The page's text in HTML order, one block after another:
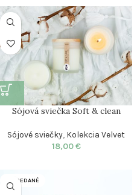
Sójová sviečka Soft & clean
Sójové sviečky, Kolekcia Velvet
18,00€
VYPREDANÉ